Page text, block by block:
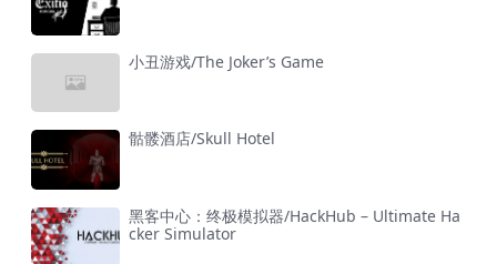
小丑游戏/The Joker’s Game
骷髅酒店/Skull Hotel
黑客中心：终极模拟器/HackHub – Ultimate Ha
cker Simulator